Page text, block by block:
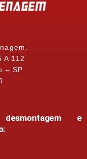
A 112
– SP
e